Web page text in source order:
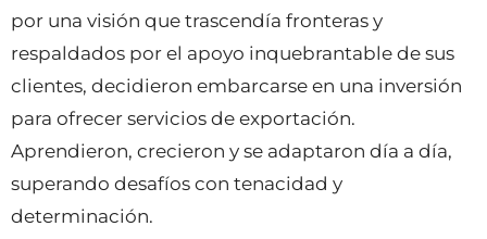
por una visión que trascendía fronteras y
respaldados por el apoyo inquebrantable de sus
clientes, decidieron embarcarse en una inversión
para ofrecer servicios de exportación.
Aprendieron, crecieron y se adaptaron día a día,
superando desafíos con tenacidad y
determinación.